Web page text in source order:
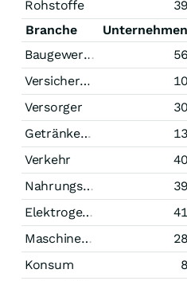
Rohstoffe 39
Branche
Unternehmen
Baugewerbe
56
Versicherungen
10
Versorger
30
Getränke/Tabak
13
Verkehr
40
Nahrungsmittel
39
Elektrogeräte
41
Maschinenbau
28
Konsum
8